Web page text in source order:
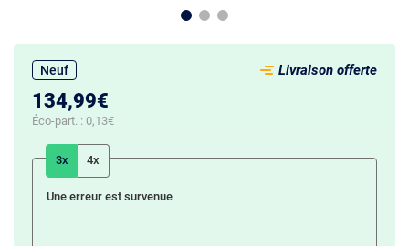
Neuf
134,99€
Éco-part. : 0,13€
3x 4x
Une erreur est survenue
Livraison offerte